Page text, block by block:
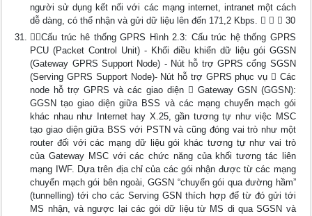
người sử dụng kết nối với các mạng internet, intranet một cách
dễ dàng, có thể nhận và gửi dữ liệu lên đến 171,2 Kbps.    30
Cấu trúc hê thống GPRS Hình 2.3: Cấu trúc hệ thống GPRS
PCU (Packet Control Unit) - Khối điều khiển dữ liệu gói GGSN
(Gateway GPRS Support Node) - Nút hỗ trợ GPRS cổng SGSN
(Serving GPRS Support Node)- Nút hỗ trợ GPRS phục vụ  Các
node hỗ trợ GPRS và các giao diện  Gateway GSN (GGSN):
GGSN tạo giao diện giữa BSS và các mạng chuyển mạch gói
khác nhau như Internet hay X.25, gần tương tự như việc MSC
tạo giao diện giữa BSS với PSTN và cũng đóng vai trò như một
router đối với các mạng dữ liệu gói khác tương tự như vai trò
của Gateway MSC với các chức năng của khối tương tác liên
mạng IWF. Dựa trên địa chỉ của các gói nhận được từ các mạng
chuyển mạch gói bên ngoài, GGSN “chuyển gói qua đường hầm”
(tunnelling) tới cho các Serving GSN thích hợp để từ đó gửi tới
MS nhận, và ngược lại các gói dữ liệu từ MS di qua SGSN và